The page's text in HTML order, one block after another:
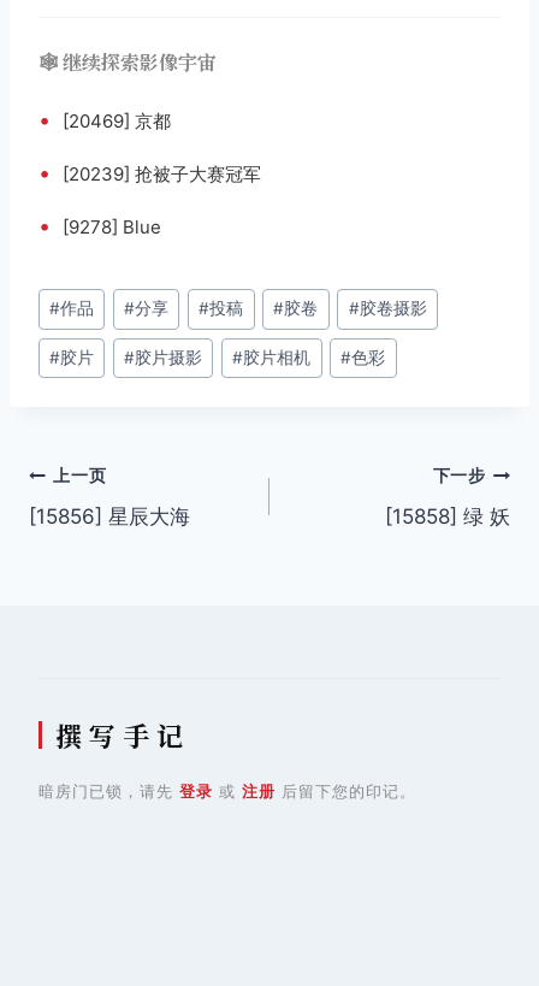
🕸️ 继续探索影像宇宙
• [20469] 京都
• [20239] 抢被子大赛冠军
• [9278] Blue
文
章
标
#作品 #分享 #投稿 #胶卷 #胶卷摄影
#胶片 #胶片摄影 #胶片相机 #色彩
文
章
上一页
[15856] 星辰大海
下一步
[15858] 绿 妖
撰 写 手 记
暗房门已锁，请先 登录 或 注册 后留下您的印记。